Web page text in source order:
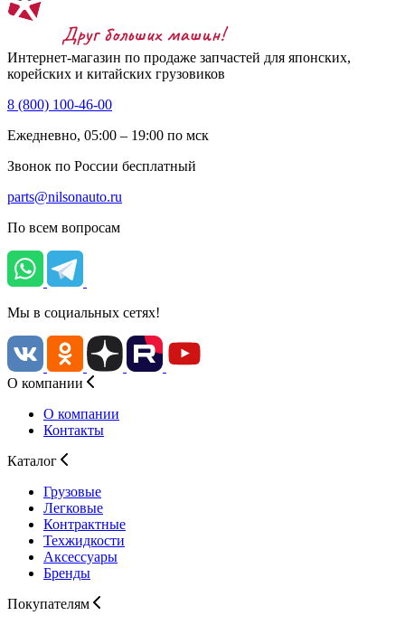
Интернет-магазин по продаже запчастей для японских,
корейских и китайских грузовиков
8 (800) 100-46-00
Ежедневно, 05:00 – 19:00 по мск
Звонок по России бесплатный
parts@nilsonauto.ru
По всем вопросам
Мы в социальных сетях!
О компании
О компании
Контакты
Каталог
Грузовые
Легковые
Контрактные
Техжидкости
Аксессуары
Бренды
Покупателям